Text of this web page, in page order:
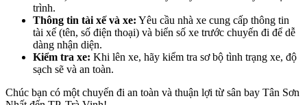
trình.
Thông tin tài xế và xe: Yêu cầu nhà xe cung cấp thông tin
tài xế (tên, số điện thoại) và biển số xe trước chuyến đi để dễ
dàng nhận diện.
Kiểm tra xe: Khi lên xe, hãy kiểm tra sơ bộ tình trạng xe, độ
sạch sẽ và an toàn.
Chúc bạn có một chuyến đi an toàn và thuận lợi từ sân bay Tân Sơn